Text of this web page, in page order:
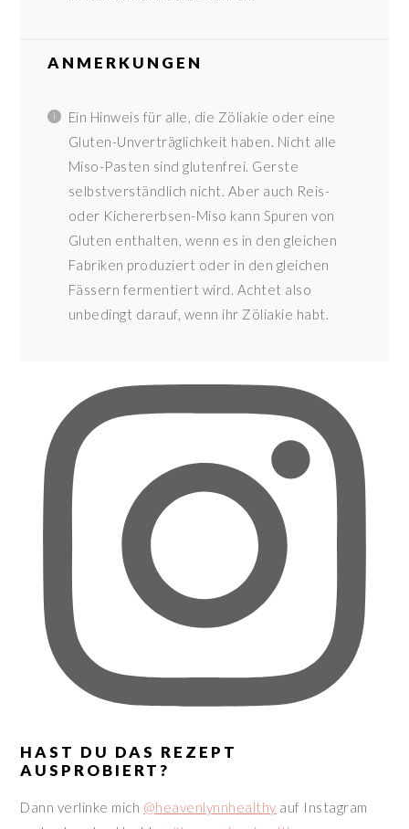
ANMERKUNGEN
Ein Hinweis für alle, die Zöliakie oder eine
Gluten-Unverträglichkeit haben. Nicht alle
Miso-Pasten sind glutenfrei. Gerste
selbstverständlich nicht. Aber auch Reis-
oder Kichererbsen-Miso kann Spuren von
Gluten enthalten, wenn es in den gleichen
Fabriken produziert oder in den gleichen
Fässern fermentiert wird. Achtet also
unbedingt darauf, wenn ihr Zöliakie habt.
HAST DU DAS REZEPT
AUSPROBIERT?
Dann verlinke mich @heavenlynnhealthy auf Instagram